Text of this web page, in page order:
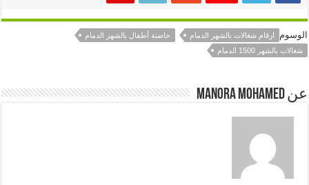
الوسوم ارقام شغالات بالشهر الدمام
حاضنة أطفال بالشهر الدمام
شغالات بالشهر 1500 الدمام
عن manora mohamed